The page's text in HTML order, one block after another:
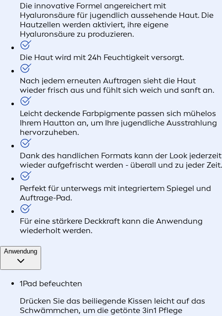
Die innovative Formel angereichert mit
Hyaluronsäure für jugendlich aussehende Haut. Die
Hautzellen werden aktiviert, ihre eigene
Hyaluronsäure zu produzieren.
Die Haut wird mit 24h Feuchtigkeit versorgt.
Nach jedem erneuten Auftragen sieht die Haut
wieder frisch aus und fühlt sich weich und sanft an.
Leicht deckende Farbpigmente passen sich mühelos
Ihrem Hautton an, um Ihre jugendliche Ausstrahlung
hervorzuheben.
Dank des handlichen Formats kann der Look jederzeit
wieder aufgefrischt werden - überall und zu jeder Zeit.
Perfekt für unterwegs mit integriertem Spiegel und
Auftrage-Pad.
Für eine stärkere Deckkraft kann die Anwendung
wiederholt werden.
Anwendung
1Pad befeuchten
Drücken Sie das beiliegende Kissen leicht auf das
Schwämmchen, um die getönte 3in1 Pflege